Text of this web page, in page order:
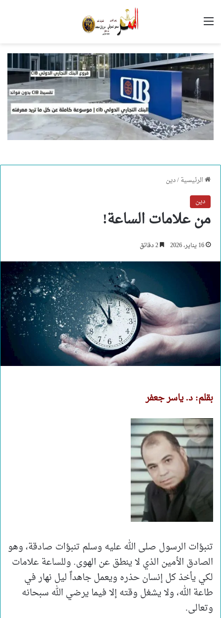
القائمة
الرئيسية/دين
دين
من علامات الساعة!
16 يناير، 2026
بقلم: د. ياسر جعفر
تنبؤات الرسول صلى الله عليه وسلم تنبؤات صادقة، وهو
الصادق الأمين الذي لا ينطق عن الهوى. وللساعة علامات
لكي يأخذ كل إنسان حذره ويعمل جاهداً ليل نهار في
طاعة الله، ولا يشغل وقته إلا فيما يرضي الله سبحانه
وتعالى.